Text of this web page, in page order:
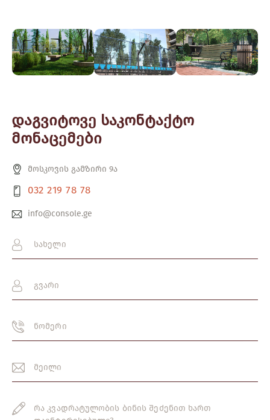
დაგვიტოვე საკონტაქტო
მონაცემები
მოსკოვის გამზირი 9ა
032 219 78 78
info@console.ge